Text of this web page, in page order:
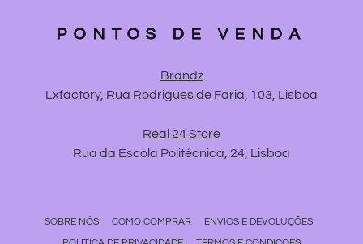
PONTOS DE VENDA
Brandz
Lxfactory, Rua Rodrigues de Faria, 103, Lisboa
Real 24 Store
Rua da Escola Politécnica, 24, Lisboa
SOBRE NÓS COMO COMPRAR
ENVIOS E DEVOLUÇÕES